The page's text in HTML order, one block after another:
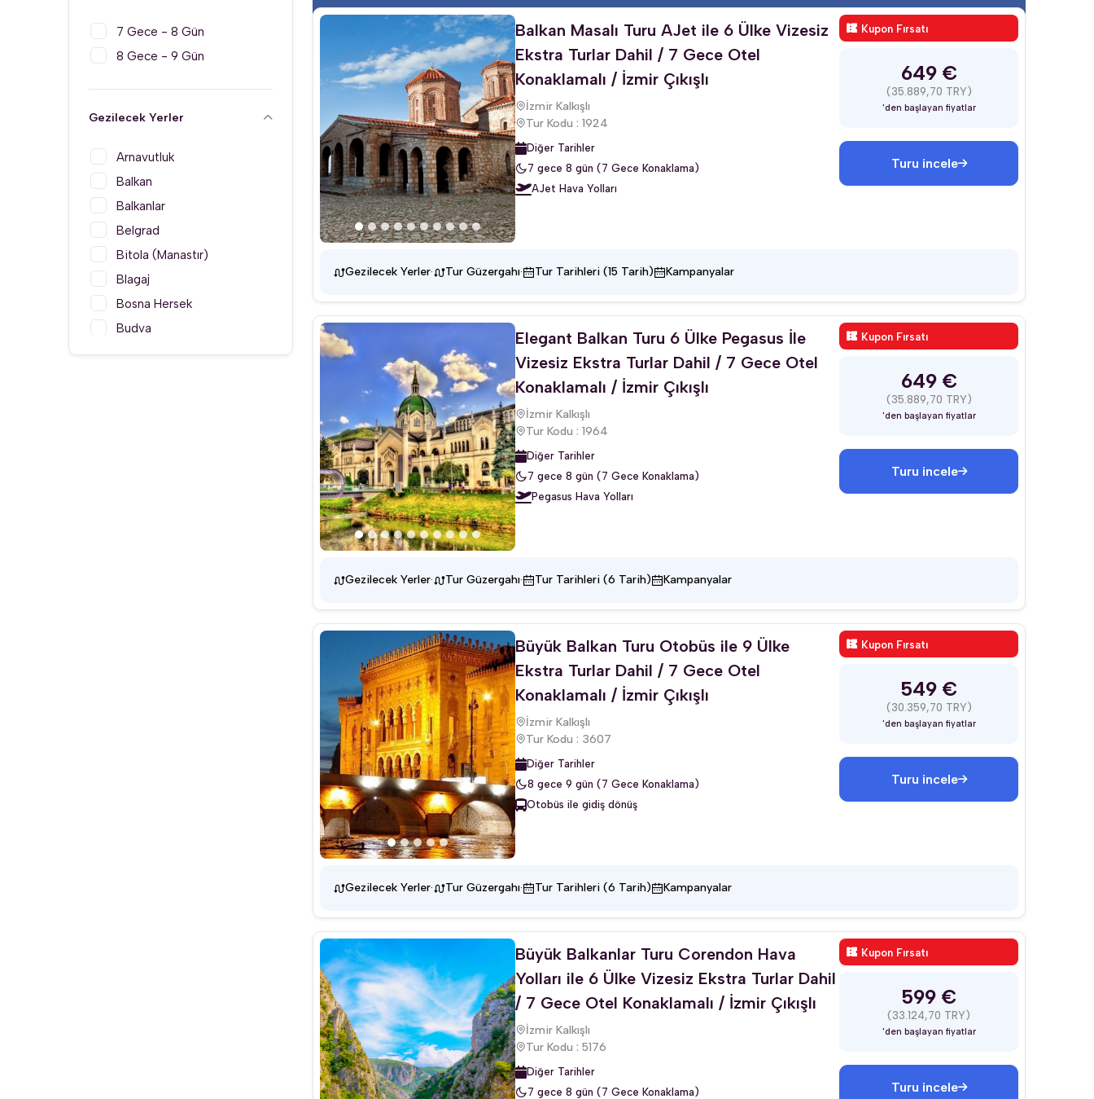
7 Gece - 8 Gün
8 Gece - 9 Gün
Gezilecek Yerler
Arnavutluk
Balkan
Balkanlar
Belgrad
Bitola (Manastır)
Blagaj
Bosna Hersek
Budva
Bulgaristan
Balkan Masalı Turu AJet ile 6 Ülke Vizesiz
Ekstra Turlar Dahil / 7 Gece Otel
Konaklamalı / İzmir Çıkışlı
İzmir Kalkışlı
Tur Kodu : 1924
Diğer Tarihler
7 gece 8 gün (7 Gece Konaklama)
AJet Hava Yolları
Kupon Fırsatı
649 €
(35.889,70 TRY)
'den başlayan fiyatlar
Turu incele
Gezilecek Yerler· Tur Güzergahı· Tur Tarihleri (15 Tarih) Kampanyalar
Elegant Balkan Turu 6 Ülke Pegasus İle
Vizesiz Ekstra Turlar Dahil / 7 Gece Otel
Konaklamalı / İzmir Çıkışlı
İzmir Kalkışlı
Tur Kodu : 1964
Diğer Tarihler
7 gece 8 gün (7 Gece Konaklama)
Pegasus Hava Yolları
Kupon Fırsatı
649 €
(35.889,70 TRY)
'den başlayan fiyatlar
Turu incele
Gezilecek Yerler· Tur Güzergahı· Tur Tarihleri (6 Tarih) Kampanyalar
Büyük Balkan Turu Otobüs ile 9 Ülke
Ekstra Turlar Dahil / 7 Gece Otel
Konaklamalı / İzmir Çıkışlı
İzmir Kalkışlı
Tur Kodu : 3607
Diğer Tarihler
8 gece 9 gün (7 Gece Konaklama)
Otobüs ile gidiş dönüş
Kupon Fırsatı
549 €
(30.359,70 TRY)
'den başlayan fiyatlar
Turu incele
Gezilecek Yerler· Tur Güzergahı· Tur Tarihleri (6 Tarih) Kampanyalar
Büyük Balkanlar Turu Corendon Hava
Yolları ile 6 Ülke Vizesiz Ekstra Turlar Dahil
/ 7 Gece Otel Konaklamalı / İzmir Çıkışlı
İzmir Kalkışlı
Tur Kodu : 5176
Diğer Tarihler
7 gece 8 gün (7 Gece Konaklama)
Kupon Fırsatı
599 €
(33.124,70 TRY)
'den başlayan fiyatlar
Turu incele